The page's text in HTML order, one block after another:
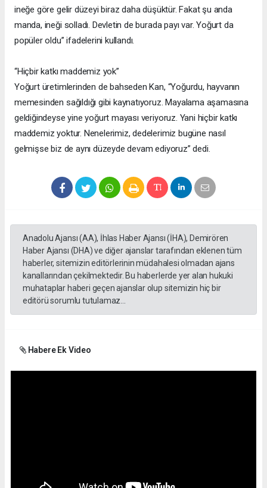
ineğe göre gelir düzeyi biraz daha düşüktür. Fakat şu anda
manda, ineği solladı. Devletin de burada payı var. Yoğurt da
popüler oldu” ifadelerini kullandı.
“Hiçbir katkı maddemiz yok”
Yoğurt üretimlerinden de bahseden Kan, “Yoğurdu, hayvanın
memesinden sağıldığı gibi kaynatıyoruz. Mayalama aşamasına
geldiğindeyse yine yoğurt mayası veriyoruz. Yani hiçbir katkı
maddemiz yoktur. Nenelerimiz, dedelerimiz bugüne nasıl
gelmişse biz de aynı düzeyde devam ediyoruz” dedi.
Anadolu Ajansı (AA), İhlas Haber Ajansı (İHA), Demirören
Haber Ajansı (DHA) ve diğer ajanslar tarafından eklenen tüm
haberler, sitemizin editörlerinin müdahalesi olmadan ajans
kanallarından çekilmektedir. Bu haberlerde yer alan hukuki
muhataplar haberi geçen ajanslar olup sitemizin hiç bir
editörü sorumlu tutulamaz...
Habere Ek Video